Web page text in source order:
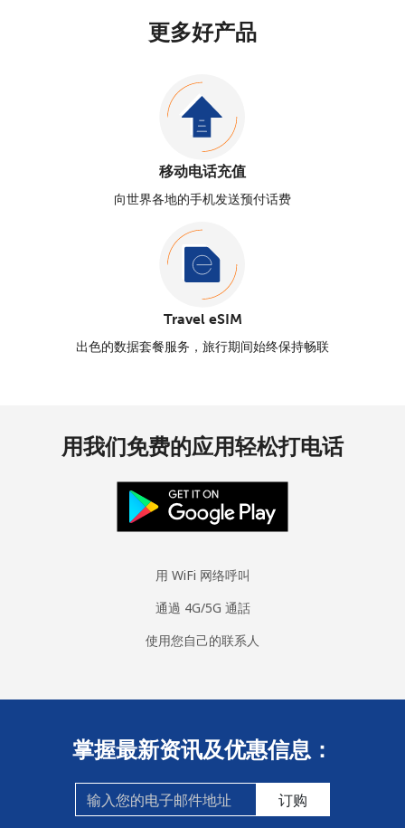
更多好产品
移动电话充值
向世界各地的手机发送预付话费
Travel eSIM
出色的数据套餐服务，旅行期间始终保持畅联
用我们免费的应用轻松打电话
用 WiFi 网络呼叫
通過 4G/5G 通話
使用您自己的联系人
掌握最新资讯及优惠信息：
订购